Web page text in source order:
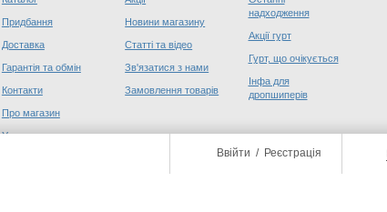
Ввійти / Реєстрація
Придбання
Доставка
Гарантія та обмін
Контакти
Про магазин
Угода користувача
Новини магазину
Статті та відео
Зв'язатися з нами
Замовлення товарів
надходження
Акції гурт
Гурт, що очікується
Інфа для
дропшиперів